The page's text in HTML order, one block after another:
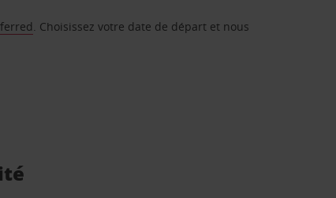
. Choisissez votre date de départ et nous